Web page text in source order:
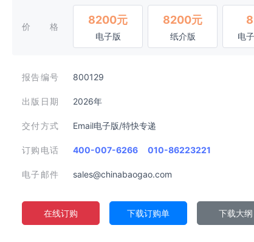
价格
8200元
电子版
8200元
纸介版 电
报告编号 800129
出版日期 2026年
交付方式 Email电子版/特快专递
订购电话 400-007-6266 010-86223221
电子邮件 sales@chinabaogao.com
在线订购 下载订购单 下载大纲